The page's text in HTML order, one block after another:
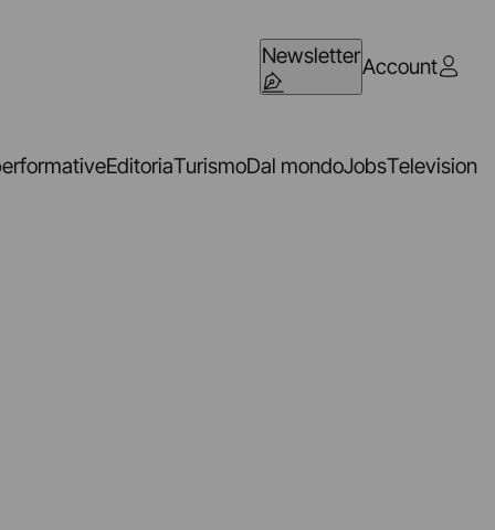
NewsletterAccount
EditoriaTurismoDal mondoJobsTelevision